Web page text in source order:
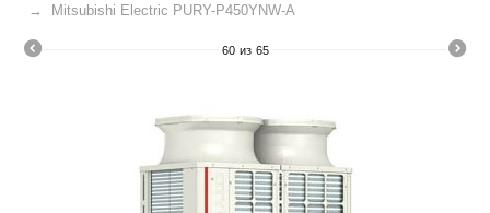
Mitsubishi Electric PURY-P450YNW-A
60 из 65